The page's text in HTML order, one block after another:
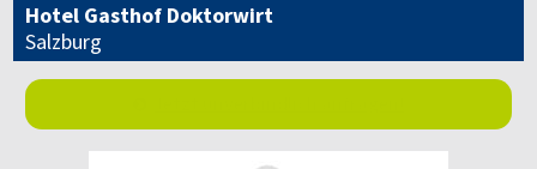
Hotel Gasthof Doktorwirt
Salzburg